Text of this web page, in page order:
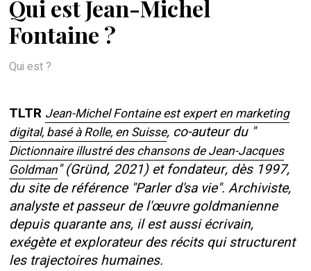
Qui est Jean-Michel
Fontaine ?
Qui est ?
TLTR Jean-Michel Fontaine est expert en marketing
digital, basé à Rolle, en Suisse, co-auteur du "
Dictionnaire illustré des chansons de Jean-Jacques
Goldman" (Gründ, 2021) et fondateur, dès 1997,
du site de référence "Parler d'sa vie". Archiviste,
analyste et passeur de l'œuvre goldmanienne
depuis quarante ans, il est aussi écrivain,
exégète et explorateur des récits qui structurent
les trajectoires humaines.